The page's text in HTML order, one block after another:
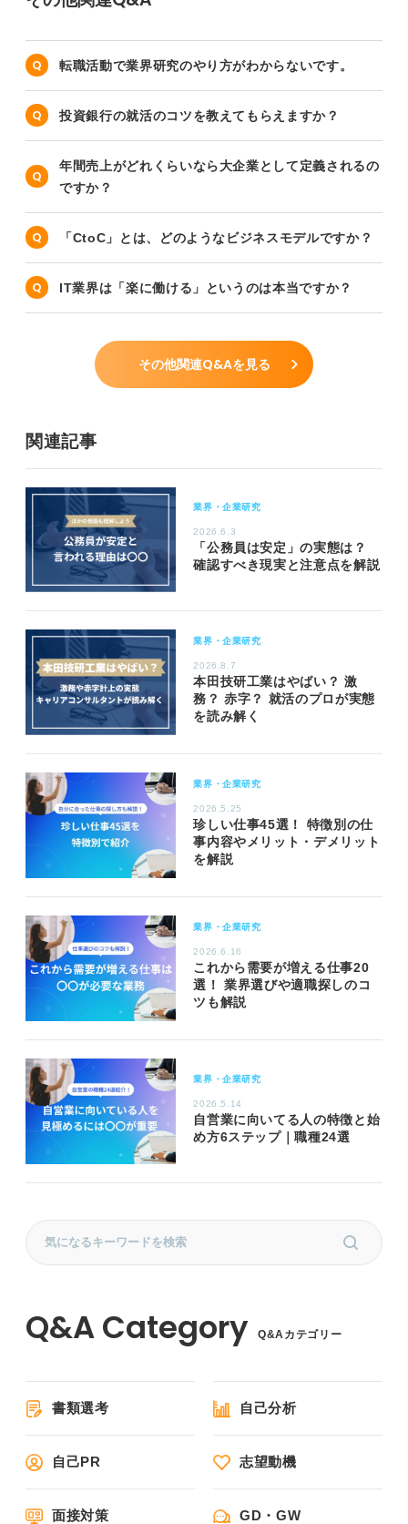
転職活動で業界研究のやり方がわからないです。
投資銀行の就活のコツを教えてもらえますか？
年間売上がどれくらいなら大企業として定義されるの
ですか？
「CtoC」とは、どのようなビジネスモデルですか？
IT業界は「楽に働ける」というのは本当ですか？
その他関連Q&Aを見る
関連記事
業界・企業研究
2026.6.3
「公務員は安定」の実態は？
確認すべき現実と注意点を解説
業界・企業研究
2026.8.7
本田技研工業はやばい？ 激
務？ 赤字？ 就活のプロが実態
を読み解く
業界・企業研究
2026.5.25
珍しい仕事45選！ 特徴別の仕
事内容やメリット・デメリット
を解説
業界・企業研究
2026.6.16
これから需要が増える仕事20
選！ 業界選びや適職探しのコ
ツも解説
業界・企業研究
2026.5.14
自営業に向いてる人の特徴と始
め方6ステップ｜職種24選
Q&Aカテゴリー
書類選考 自己分析
自己PR 志望動機
面接対策 GD・GW